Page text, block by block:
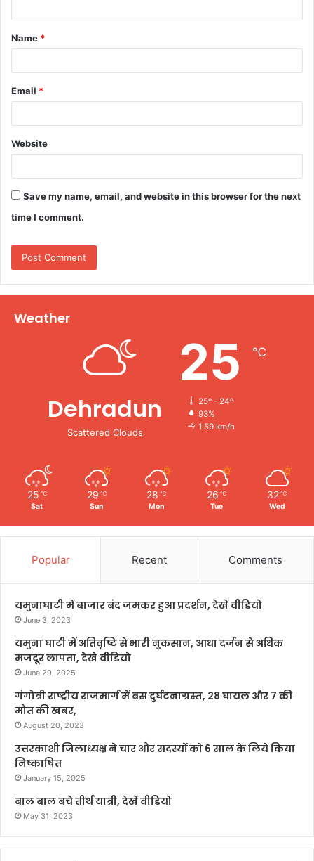
t
*
Name *
Email *
Website
Save my name, email, and website in this browser for the next
time I comment.
Weather
Dehradun
Scattered Clouds
25 ℃
25º - 24º
93%
1.59 km/h
25 ℃
Sat
29 ℃
Sun
28 ℃
Mon
26 ℃
Tue
32 ℃
Wed
Popular Recent Comments
यमुनाघाटी में बाजार बंद जमकर हुआ प्रदर्शन, देखें वीडियो
June 3, 2023
यमुना घाटी में अतिवृष्टि से भारी नुकसान, आधा दर्जन से अधिक
मजदूर लापता, देखे वीडियो
June 29, 2025
गंगोत्री राष्ट्रीय राजमार्ग में बस दुर्घटनाग्रस्त, 28 घायल और 7 की
मौत की खबर,
August 20, 2023
उत्तरकाशी जिलाध्यक्ष ने चार और सदस्यों को 6 साल के लिये किया
निष्काषित
January 15, 2025
बाल बाल बचे तीर्थ यात्री, देखें वीडियो
May 31, 2023